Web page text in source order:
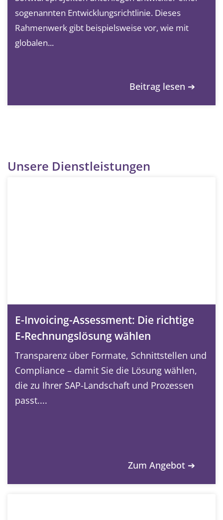
sogenannten Entwicklungsrichtlinie. Dieses
Rahmenwerk gibt beispielsweise vor, wie mit
globalen...
Beitrag lesen ➔
Unsere Dienstleistungen
E-Invoicing-Assessment: Die richtige
E‑Rechnungslösung wählen
Transparenz über Formate, Schnittstellen und
Compliance – damit Sie die Lösung wählen,
die zu Ihrer SAP-Landschaft und Prozessen
passt....
Zum Angebot ➔